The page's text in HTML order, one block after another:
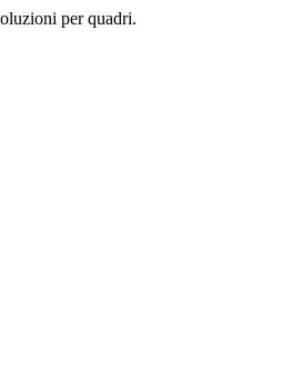
per quadri.